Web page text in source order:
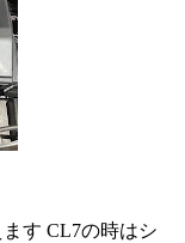
す CL7の時はシ